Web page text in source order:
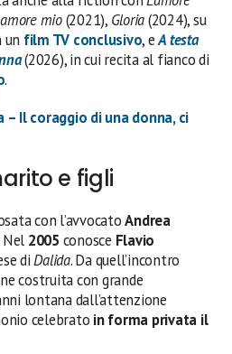
mio(2021), Gloria(2024), su
un film TV conclusivo, eA testa
(2026), in cui recita al fianco di
.
Il coraggio di una donna, ci
e figli
con l’avvocatoAndrea
2005 conosce Flavio
diDalida. Da quell’incontro
costruita con grande
lontana dall’attenzione
celebrato in forma privata il